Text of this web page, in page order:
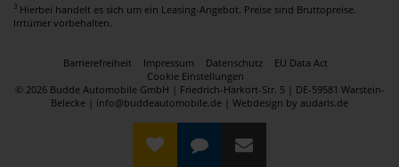
3 Hierbei handelt es sich um ein Leasing-Angebot. Preise sind Bruttopreise.
Irrtümer vorbehalten.
Barrierefreiheit Impressum Datenschutz
EU Data Act
Cookie Einstellungen
© 2026 Budde Automobile GmbH | Friedrich-Harkort-Str. 5 | DE-59581 Warstein-
Belecke | info@buddeautomobile.de | Webdesign by audaris.de